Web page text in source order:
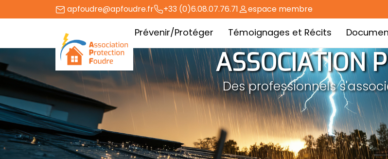
au
apfoudre@apfoudre.fr +33 (0)6.08.07.76.71 espace membre
L’association Prévenir/Protéger Témoignages et Récits
ASSOCIATION
Des professionnels